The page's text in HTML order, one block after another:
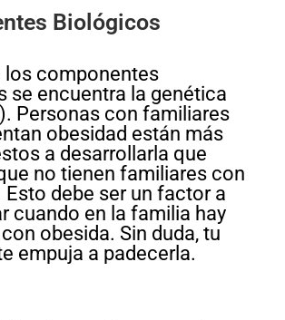
Biológicos
los componentes
se encuentra la genética
Personas con familiares
obesidad están más
a desarrollarla que
no tienen familiares con
Esto debe ser un factor a
cuando en la familia hay
obesida. Sin duda, tu
empuja a padecerla.